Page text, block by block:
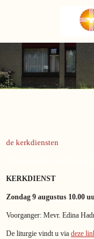
de
hoofdinhoud
de kerkdiensten
KERKDIENST
Zondag 9 augustus 10.00
Voorganger: Mevr. Edina
De liturgie vindt u via deze